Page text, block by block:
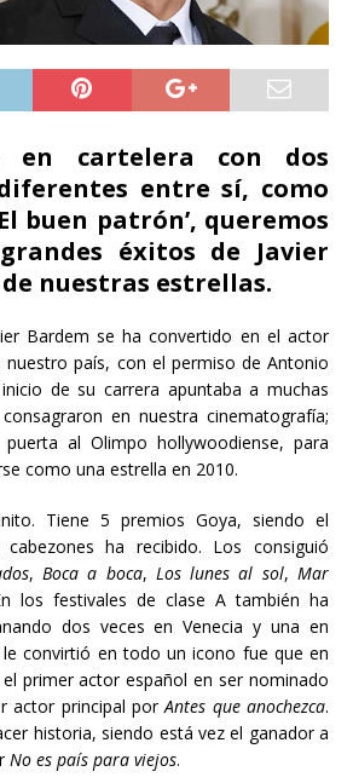
en cartelera con dos
entre sí, como
buen patrón’, queremos
éxitos de Javier
nuestras estrellas.
Bardem se ha convertido en el actor
nuestro país, con el permiso de Antonio
de su carrera apuntaba a muchas
en nuestra cinematografía;
al Olimpo hollywoodiense, para
como una estrella en 2010.
Tiene 5 premios Goya, siendo el
ha recibido. Los consiguió
,Boca a boca, Los lunes al sol,Mar
los festivales de clase A también ha
dos veces en Venecia y una en
le convirtió en todo un icono fue que en
primer actor español en ser nominado
actor principal porAntes que anochezca.
historia, siendo está vez el ganador a
No es país para viejos.